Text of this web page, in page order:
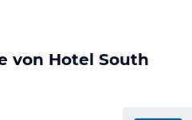
von Hotel South